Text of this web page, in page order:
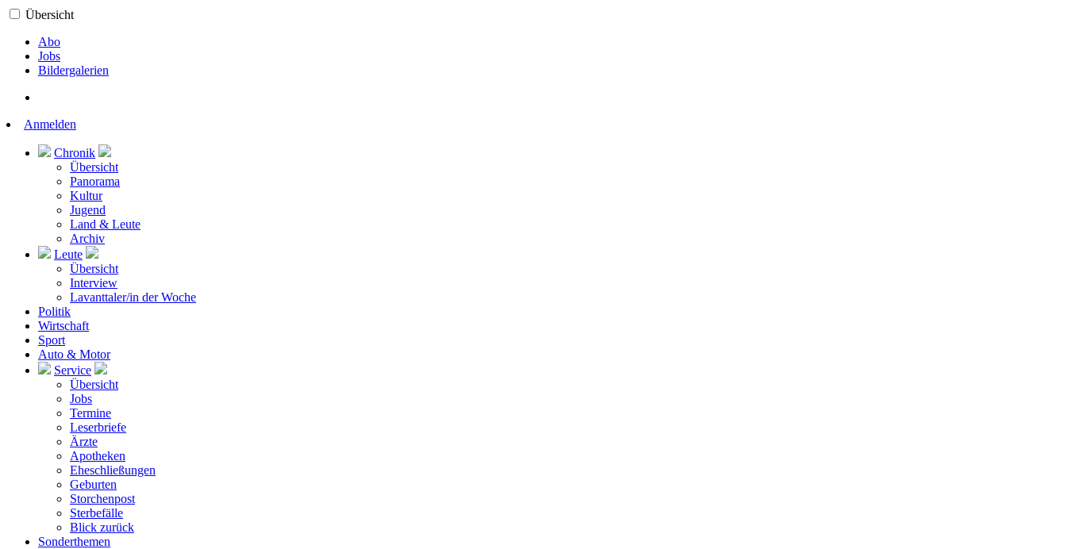
Übersicht
Abo
Jobs
Bildergalerien
Anmelden
Chronik
Übersicht
Panorama
Kultur
Jugend
Land & Leute
Archiv
Leute
Übersicht
Interview
Lavanttaler/in der Woche
Politik
Wirtschaft
Sport
Auto & Motor
Service
Übersicht
Jobs
Termine
Leserbriefe
Ärzte
Apotheken
Eheschließungen
Geburten
Storchenpost
Sterbefälle
Blick zurück
Sonderthemen